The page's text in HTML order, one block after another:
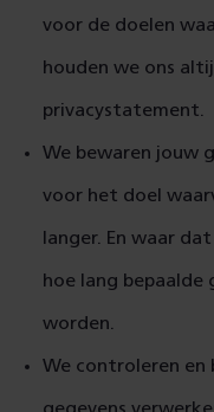
voor de doelen
houden we ons
privacystatement.
We bewaren jouw
voor het doel
langer. En waar
hoe lang bepaalde
worden.
We controleren en